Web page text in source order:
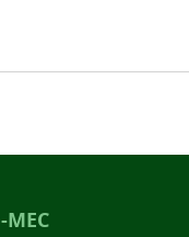
MEC